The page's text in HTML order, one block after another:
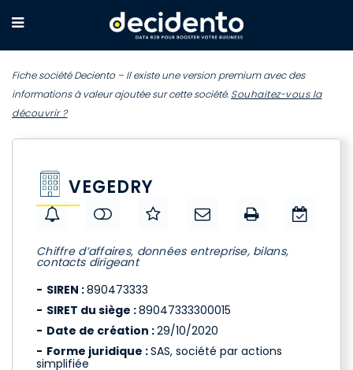
Fiche société Deciento – Il existe une version premium avec des
informations à valeur ajoutée sur cette société. Souhaitez-vous la
découvrir ?
VEGEDRY
Chiffre d’affaires, données entreprise, bilans,
contacts dirigeant
SIREN :890473333
SIRET du siège :89047333300015
Date de création :29/10/2020
Forme juridique :SAS, société par actions
simplifiée